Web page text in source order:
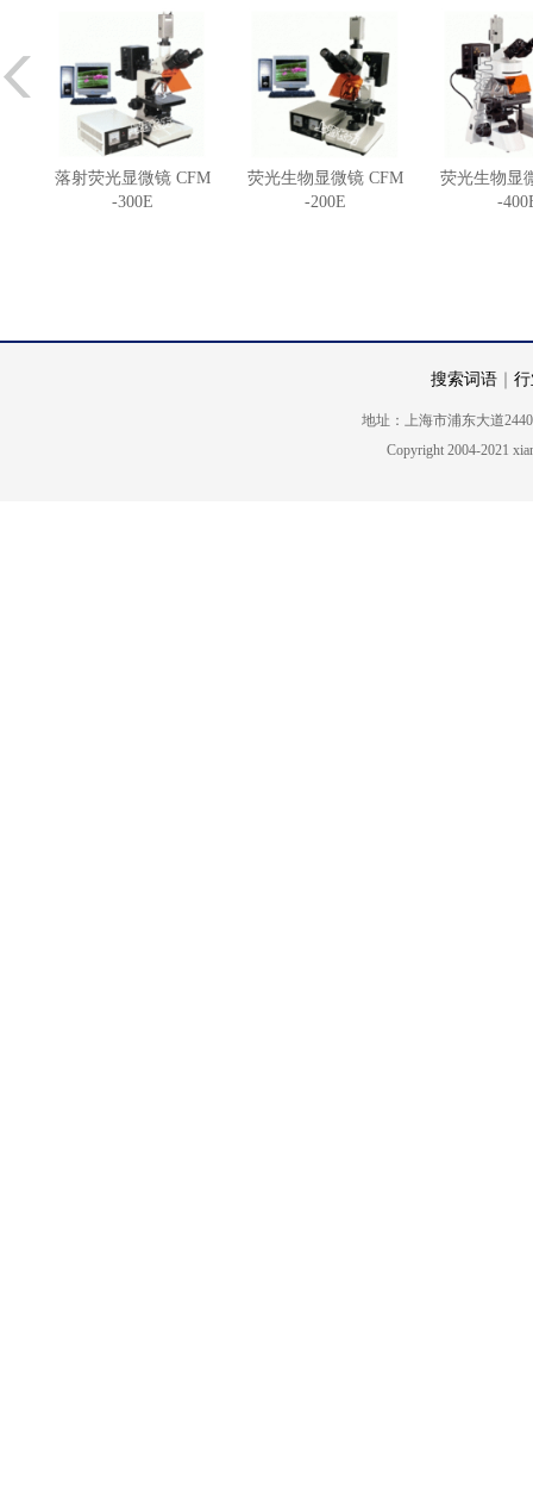
落射荧光显微镜 CFM
-300E
荧光生物显微镜 CFM
-200E
荧光生物显
-
搜索词语
地址：上海市浦东大道2440
Copyright 2004-2021